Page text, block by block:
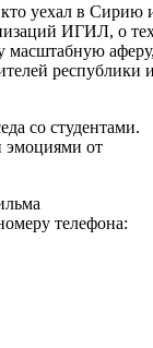
уехал в Сирию
ИГИЛ, о
масштабную
республики
со студентами.
эмоциями от
телефона: